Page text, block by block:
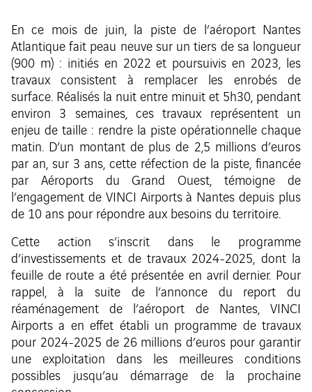
En ce mois de juin, la piste de l’aéroport Nantes
Atlantique fait peau neuve sur un tiers de sa longueur
(900 m) : initiés en 2022 et poursuivis en 2023, les
travaux consistent à remplacer les enrobés de
surface. Réalisés la nuit entre minuit et 5h30, pendant
environ 3 semaines, ces travaux représentent un
enjeu de taille : rendre la piste opérationnelle chaque
matin. D’un montant de plus de 2,5 millions d’euros
par an, sur 3 ans, cette réfection de la piste, financée
par Aéroports du Grand Ouest, témoigne de
l’engagement de VINCI Airports à Nantes depuis plus
de 10 ans pour répondre aux besoins du territoire.
Cette action s’inscrit dans le programme
d’investissements et de travaux 2024-2025, dont la
feuille de route a été présentée en avril dernier. Pour
rappel, à la suite de l’annonce du report du
réaménagement de l’aéroport de Nantes, VINCI
Airports a en effet établi un programme de travaux
pour 2024-2025 de 26 millions d’euros pour garantir
une exploitation dans les meilleures conditions
possibles jusqu’au démarrage de la prochaine